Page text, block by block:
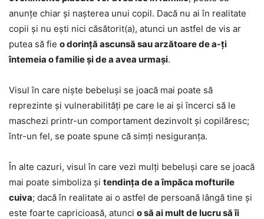
anunțe chiar și nașterea unui copil. Dacă nu ai în realitate
copii și nu ești nici căsătorit(a), atunci un astfel de vis ar
putea să fie o dorință ascunsă sau arzătoare de a-ți
întemeia o familie și de a avea urmași.
Visul în care niște bebeluși se joacă mai poate să
reprezinte și vulnerabilități pe care le ai și încerci să le
maschezi printr-un comportament dezinvolt și copilăresc;
într-un fel, se poate spune că simți nesiguranța.
În alte cazuri, visul în care vezi mulți bebeluși care se joacă
mai poate simboliza și tendința de a împăca mofturile
cuiva; dacă în realitate ai o astfel de persoană lângă tine și
este foarte capricioasă, atunci o să ai mult de lucru să îi